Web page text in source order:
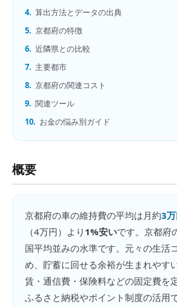
4. 算出方法とデータの出典
5. 京都府の特徴
6. 近隣県との比較
7. 主要都市
8. 京都府の関連コスト
9. 関連ツール
10. お金の悩み別ガイド
概要
京都府の車の維持費の平均は月約3
（4万円）より 1%安いです。 京都府
国平均並みの水準です。元々の生活
め、貯蓄に回せる余裕が生まれやす
賃・通信費・保険料などの固定費を
ふるさと納税やポイント制度の活用